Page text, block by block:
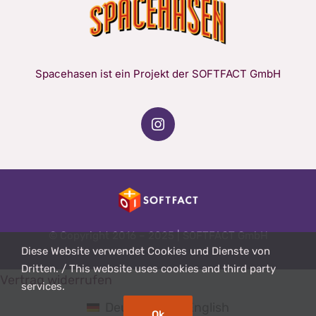
Spacehasen ist ein Projekt der SOFTFACT GmbH
© Copyright 2016 – 2025 | SOFTFACT GmbH
Vertrag widerrufen
Diese Website verwendet Cookies und Dienste von
Dritten. / This website uses cookies and third party
services.
Deutsch